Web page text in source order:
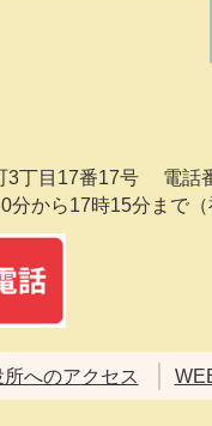
3丁目17番17号
電話
から17時15分まで（
所へのアクセス